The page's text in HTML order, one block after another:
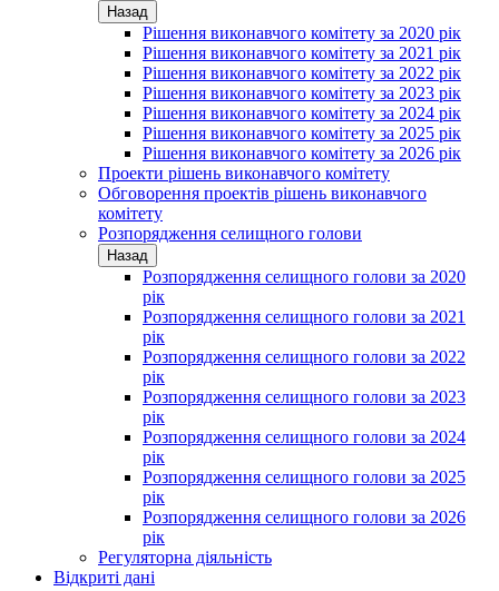
Назад
Рішення виконавчого комітету за 2020 рік
Рішення виконавчого комітету за 2021 рік
Рішення виконавчого комітету за 2022 рік
Рішення виконавчого комітету за 2023 рік
Рішення виконавчого комітету за 2024 рік
Рішення виконавчого комітету за 2025 рік
Рішення виконавчого комітету за 2026 рік
Проекти рішень виконавчого комітету
Обговорення проектів рішень виконавчого
комітету
Розпорядження селищного голови
Назад
Розпорядження селищного голови за 2020
рік
Розпорядження селищного голови за 2021
рік
Розпорядження селищного голови за 2022
рік
Розпорядження селищного голови за 2023
рік
Розпорядження селищного голови за 2024
рік
Розпорядження селищного голови за 2025
рік
Розпорядження селищного голови за 2026
рік
Регуляторна діяльність
Відкриті дані